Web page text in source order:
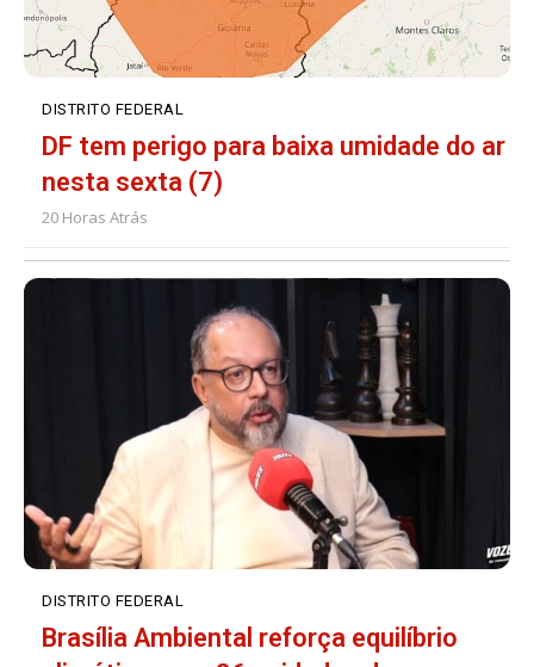
DISTRITO FEDERAL
DF tem perigo para baixa umidade do ar
nesta sexta (7)
20 Horas Atrás
DISTRITO FEDERAL
Brasília Ambiental reforça equilíbrio